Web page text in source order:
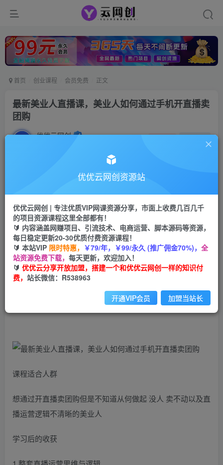
首页 创业课程 会员免费 正文
最新美业人直播课，美业人如何通过手机开直播卖
团购
优优云网创 私信
云币 9.9 云币99
会员免费
立即购买
您当前未登录！建议登陆后购买，可保存购买订单
最新美业人直播课，美业人如何通过手机开直播卖团购
课程适合人群
想通过开直播卖团购但是不知道从何做起 没人 卖不动以及直
播运营逻辑不清晰的美业人
学习后的收获
优优云网创资源站
优优云网创 | 专注优质VIP网课资源分享，市面上收费几百几千
的项目资源课程这里全部都有！
🔰 内容涵盖网赚项目、引流技术、电商运营、脚本源码等资源，
每日稳定更新20-30优质付费资源课程！
🔰 本站VIP 限时特惠， ￥79/年，￥99/永久 (推广佣金70%)， 全
站资源免费下载， 每天更新，欢迎加入！
🔰 优优云分享开放加盟，搭建一个和优优云网创一样的知识付
费， 站长微信：R538963
开通VIP会员 加盟当站长